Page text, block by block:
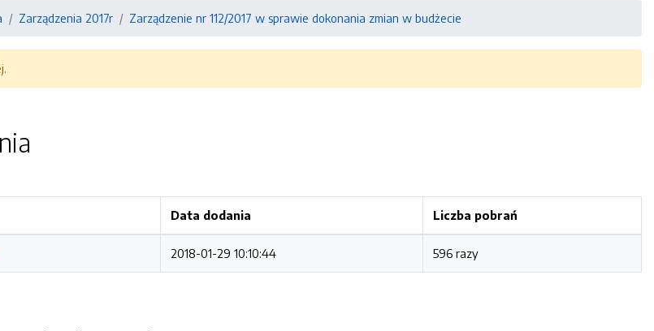
Zarządzenia 2017r Zarządzenie nr 112/2017 w sprawie dokonania zmian w budżecie
Data dodania Liczba pobrań
2018-01-29 10:10:44 596 razy